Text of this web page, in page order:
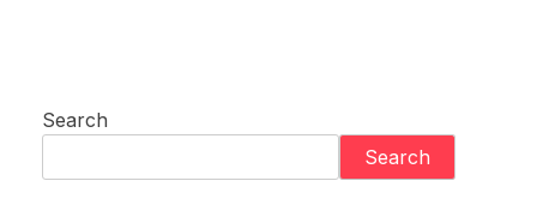
Search
Search